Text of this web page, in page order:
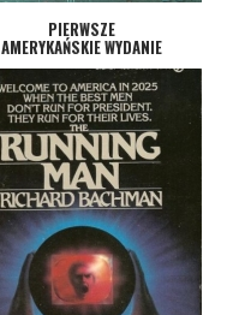
PIERWSZE
AMERYKAŃSKIE WYDANIE